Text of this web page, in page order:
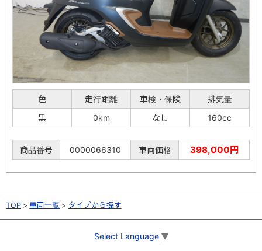
色 走行距離 車検・保険
排気量
黒
0km なし 160cc
商品番号 0000066310 車両価格 398,000円
TOP 車両一覧 タイプから探す
Select Language ▼